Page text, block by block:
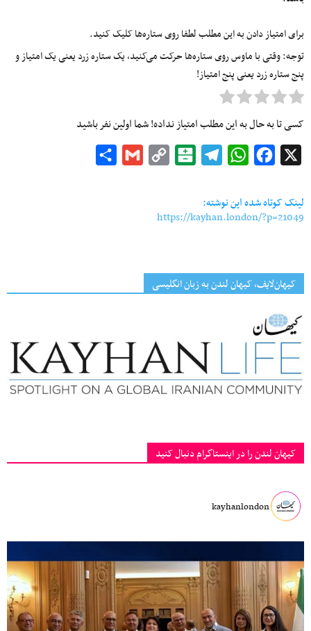
برای امتیاز دادن به این مطلب لطفا روی ستاره‌ها کلیک کنید.
توجه: وقتی با ماوس روی ستاره‌ها حرکت می‌کنید، یک ستاره زرد یعنی یک امتیاز و
پنج ستاره زرد یعنی پنج امتیاز!
کسی تا به حال به این مطلب امتیاز نداده! شما اولین نفر باشید
Facebook
WhatsApp
Telegram
Balatarin
Copy
Gmail
لینک کوتاه شده این نوشته:
https://kayhan.london/?p=21049
کیهان‌لایف، کیهان لندن به زبان انگلیسی
کیهان لندن را در اینستاگرام دنبال کنید
kayhanlondon